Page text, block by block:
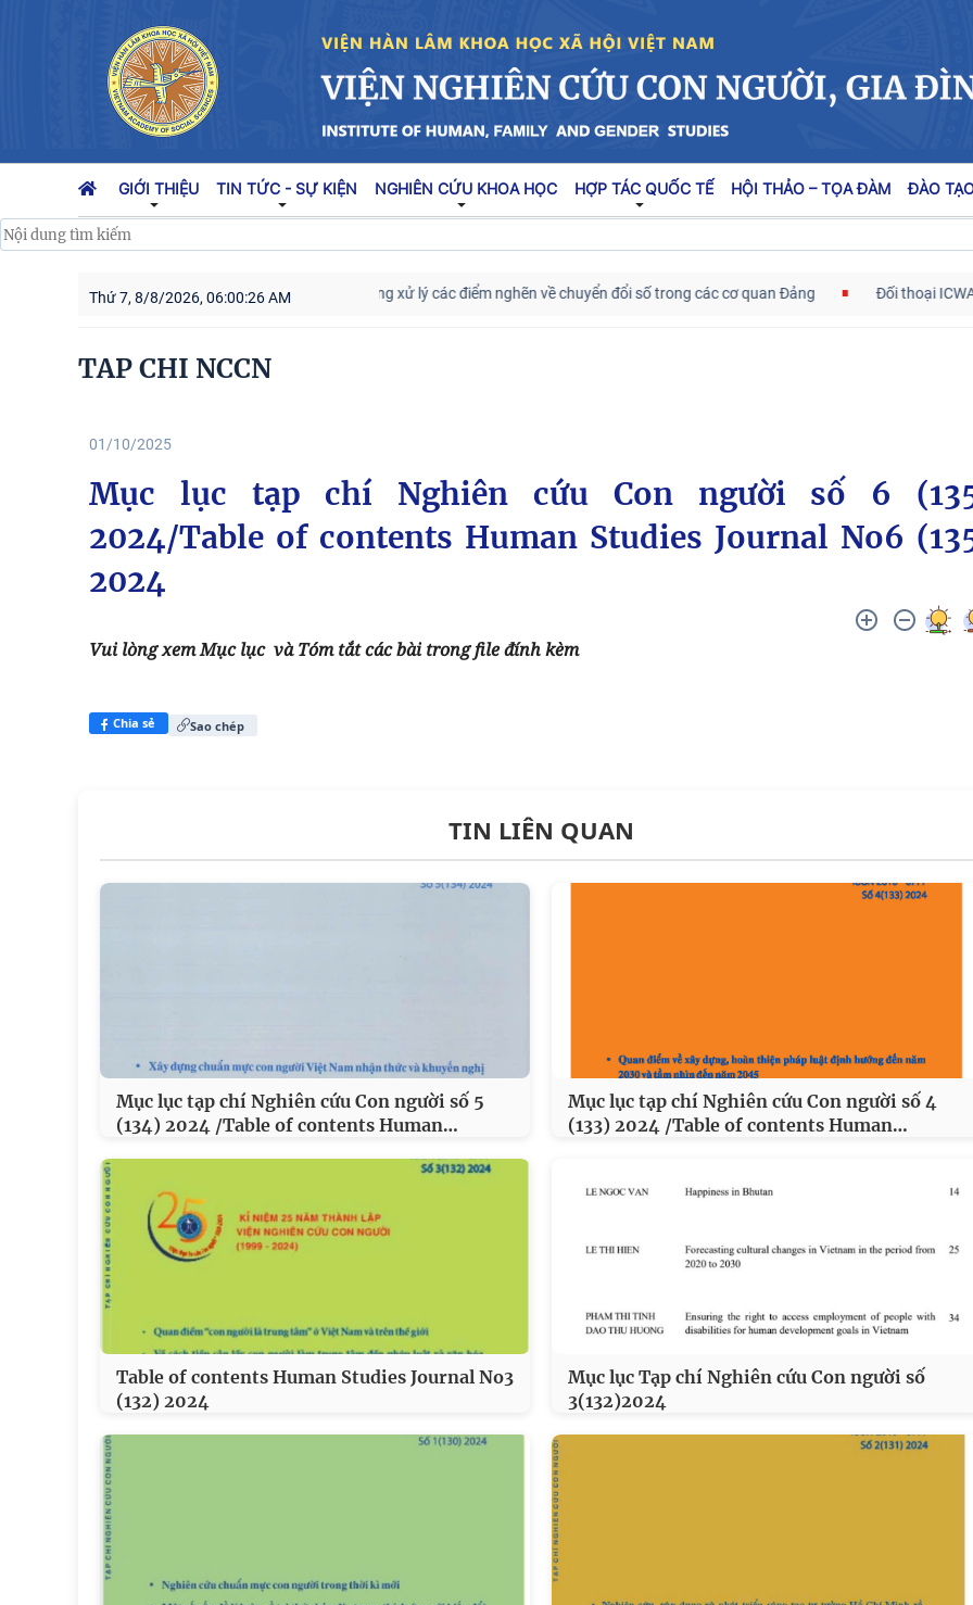
GIỚI THIỆU TIN TỨC - SỰ KIỆN NGHIÊN CỨU KHOA HỌC HỢP TÁC QUỐC TẾ HỘI THẢO – TỌA ĐÀM ĐÀO
Thứ 7, 8/8/2026, 06:00:27 AM
Kế hoạch hành động 100 ngày tập trung xử lý các điểm nghẽn về chuyển đổi số trong các cơ quan Đảng Đối thoại ICWA –
TAP CHI NCCN
01/10/2025
Mục lục tạp chí Nghiên cứu Con người số 6
2024/Table of contents Human Studies Journal No6
2024
Vui lòng xem Mục lục và Tóm tắt các bài trong file đính kèm
Chia sẻ Sao chép
TIN LIÊN QUAN
Mục lục tạp chí Nghiên cứu Con người số 5
(134) 2024 /Table of contents Human…
Mục lục tạp chí Nghiên cứu Con người số 4
(133) 2024 /Table of contents Human…
Table of contents Human Studies Journal No3
(132) 2024
Mục lục Tạp chí Nghiên cứu Con người số
3(132)2024